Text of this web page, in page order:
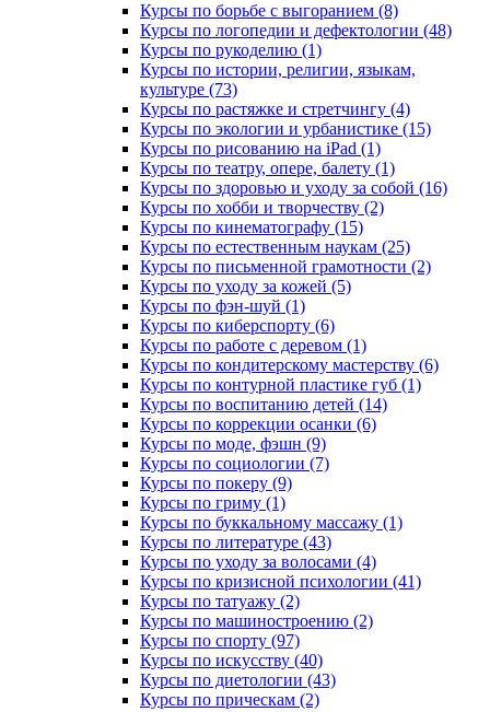
Курсы по борьбе с выгоранием (8)
Курсы по логопедии и дефектологии (48)
Курсы по рукоделию (1)
Курсы по истории, религии, языкам,
культуре (73)
Курсы по растяжке и стретчингу (4)
Курсы по экологии и урбанистике (15)
Курсы по рисованию на iPad (1)
Курсы по театру, опере, балету (1)
Курсы по здоровью и уходу за собой (16)
Курсы по хобби и творчеству (2)
Курсы по кинематографу (15)
Курсы по естественным наукам (25)
Курсы по письменной грамотности (2)
Курсы по уходу за кожей (5)
Курсы по фэн-шуй (1)
Курсы по киберспорту (6)
Курсы по работе с деревом (1)
Курсы по кондитерскому мастерству (6)
Курсы по контурной пластике губ (1)
Курсы по воспитанию детей (14)
Курсы по коррекции осанки (6)
Курсы по моде, фэшн (9)
Курсы по социологии (7)
Курсы по покеру (9)
Курсы по гриму (1)
Курсы по буккальному массажу (1)
Курсы по литературе (43)
Курсы по уходу за волосами (4)
Курсы по кризисной психологии (41)
Курсы по татуажу (2)
Курсы по машиностроению (2)
Курсы по спорту (97)
Курсы по искусству (40)
Курсы по диетологии (43)
Курсы по прическам (2)